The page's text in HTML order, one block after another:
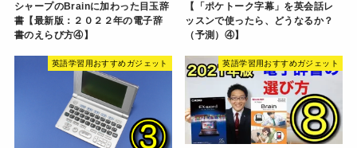
シャープのBrainに加わった目玉辞
書【最新版：２０２２年の電子辞
書のえらび方④】
【「ポケトーク字幕」を英会話レ
ッスンで使ったら、どうなるか？
（予測）④】
英語学習用おすすめガジェット 英語学習用おすすめガジェット